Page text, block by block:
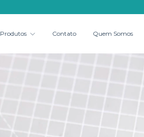
Produtos Contato Quem Somos